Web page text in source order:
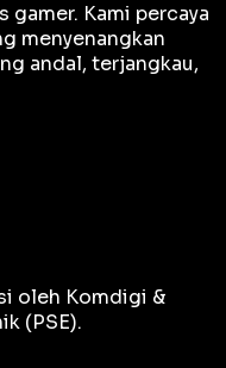
Kami percaya
menyenangkan
andal, terjangkau,
oleh Komdigi &
(PSE).